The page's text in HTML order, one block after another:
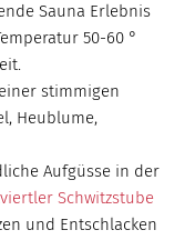
Sauna Erlebnis
50-60 °
stimmigen
Heublume,
Aufgüsse in der
Schwitzstube
und Entschlacken